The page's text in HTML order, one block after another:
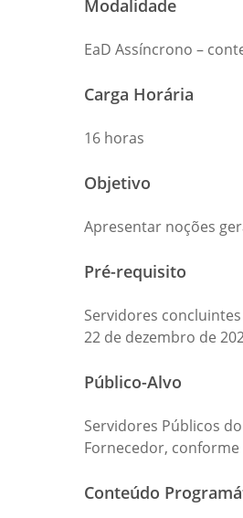
Modalidade
EaD Assíncrono –
Carga Horária
16 horas
Objetivo
Apresentar noções
Pré-requisito
Servidores
22 de dezembro de
Público-Alvo
Servidores Públicos
Fornecedor, conforme
Conteúdo